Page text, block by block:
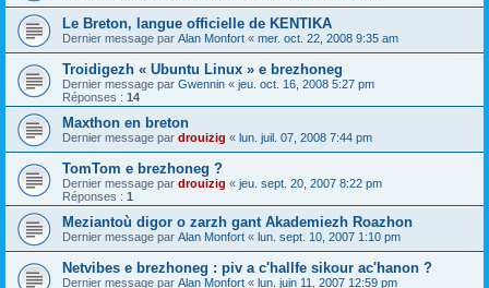
Le Breton, langue officielle de KENTIKA
Dernier message par Alan Monfort « mer. oct. 22, 2008 9:35 am
Troidigezh « Ubuntu Linux » e brezhoneg
Dernier message par Gwennin « jeu. oct. 16, 2008 5:27 pm
Réponses : 14
Maxthon en breton
Dernier message par drouizig « lun. juil. 07, 2008 7:44 pm
TomTom e brezhoneg ?
Dernier message par drouizig « jeu. sept. 20, 2007 8:22 pm
Réponses : 1
Meziantoù digor o zarzh gant Akademiezh Roazhon
Dernier message par Alan Monfort « lun. sept. 10, 2007 1:10 pm
Netvibes e brezhoneg : piv a c'hallfe sikour ac'hanon ?
Dernier message par Alan Monfort « lun. juin 11, 2007 12:59 pm